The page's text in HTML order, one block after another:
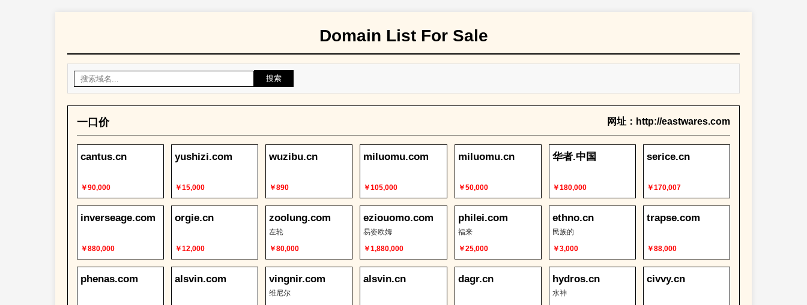
Domain List For Sale
搜索
一口价 网址：http://eastwares.com
cantus.cn
￥90,000
yushizi.com
￥15,000
wuzibu.cn
￥890
miluomu.com
￥105,000
miluomu.cn
￥50,000
华者.中国
￥180,000
serice.cn
￥170,007
inverseage.com
￥880,000
orgie.cn
￥12,000
zoolung.com
左轮
￥80,000
eziouomo.com
易姿欧姆
￥1,880,000
philei.com
福来
￥25,000
ethno.cn
民族的
￥3,000
trapse.com
￥88,000
phenas.com alsvin.com vingnir.com
维尼尔
alsvin.cn dagr.cn hydros.cn
水神
civvy.cn